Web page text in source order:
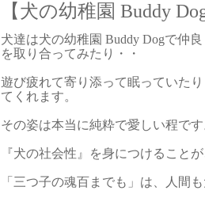
【犬の幼稚園 Buddy
犬達は犬の幼稚園 Buddy Dogで仲
を取り合ってみたり・・
遊び疲れて寄り添って眠っていた
てくれます。
その姿は本当に純粋で愛しい程で
『犬の社会性』を身につけること
「三つ子の魂百までも」は、人間